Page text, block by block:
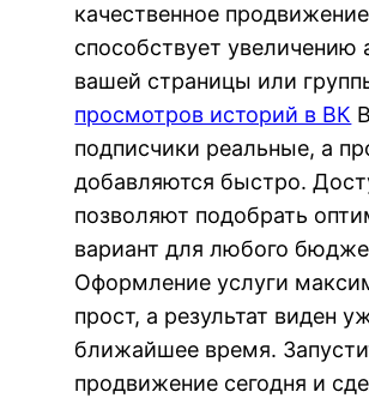
качественное
способствует увеличению
вашей страницы или
просмотров историй в ВК
подписчики реальные, а
добавляются быстро.
позволяют подобрать
вариант для любого
Оформление услуги
прост, а результат виден
ближайшее время.
продвижение сегодня и